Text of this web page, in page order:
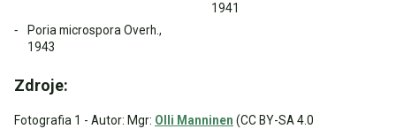
1941
Poria microspora Overh.,
1943
Zdroje:
Fotografia 1 - Autor: Mgr: Olli Manninen (CC BY-SA 4.0